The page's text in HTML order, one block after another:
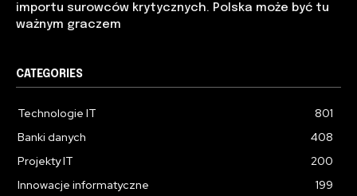
importu surowców krytycznych. Polska może być tu
ważnym graczem
CATEGORIES
Technologie IT
801
Banki danych
408
Projekty IT
200
Innowacje informatyczne
199